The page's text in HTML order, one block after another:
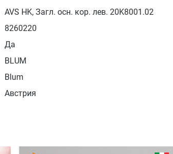
AVS HK, Загл. осн. кор. лев. 20K8001.02
8260220
Да
BLUM
Blum
Австрия